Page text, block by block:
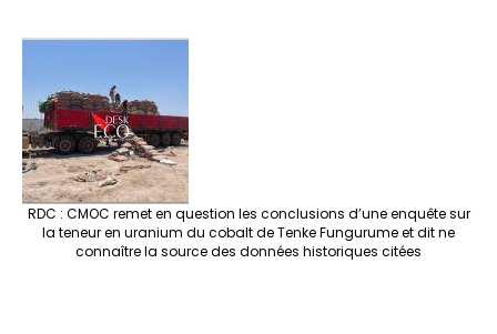
RDC : CMOC remet en question les conclusions d’une enquête sur
la teneur en uranium du cobalt de Tenke Fungurume et dit ne
connaître la source des données historiques citées